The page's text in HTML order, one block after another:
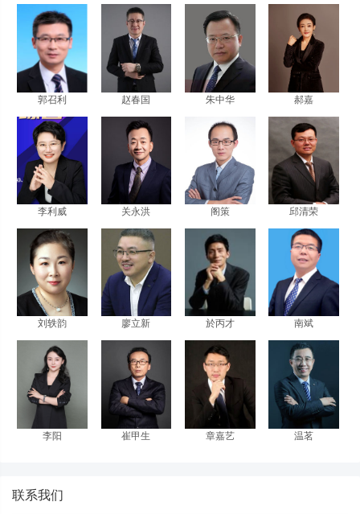
郭召利 赵春国 朱中华 郝嘉
李利威 关永洪 阁策 邱清荣
刘轶韵 廖立新 於丙才 南斌
李阳 崔甲生 章嘉艺 温茗
联系我们